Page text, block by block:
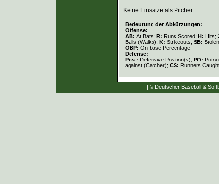
Keine Einsätze als Pitcher
Bedeutung der Abkürzungen:
Offense:
AB: At Bats; R: Runs Scored; H: Hits;
Balls (Walks); K: Strikeouts; SB:
OBP: On-base Percentage
Defense:
Pos.: Defensive Position(s); PO:
against (Catcher); CS: Runners
| © Deutscher Baseball &